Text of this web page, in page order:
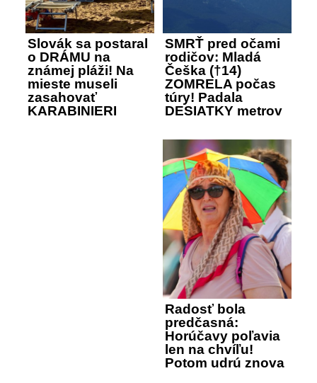
Slovák sa postaral
o DRÁMU na
známej pláži! Na
mieste museli
zasahovať
KARABINIERI
SMRŤ pred očami
rodičov: Mladá
Češka (†14)
ZOMRELA počas
túry! Padala
DESIATKY metrov
Radosť bola
predčasná:
Horúčavy poľavia
len na chvíľu!
Potom udrú znova